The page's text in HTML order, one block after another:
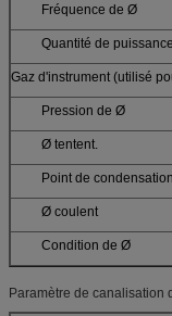
Fréquence de Ø
Quantité de
Gaz d'instrument (utilisé
Pression de Ø
Ø tentent.
Point de
Ø coulent
Condition de Ø
Paramètre de canalisation